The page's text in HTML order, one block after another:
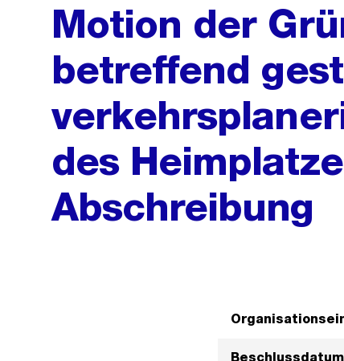
Motion der
betreffend
des
Abschreibung
Beschlussdatum